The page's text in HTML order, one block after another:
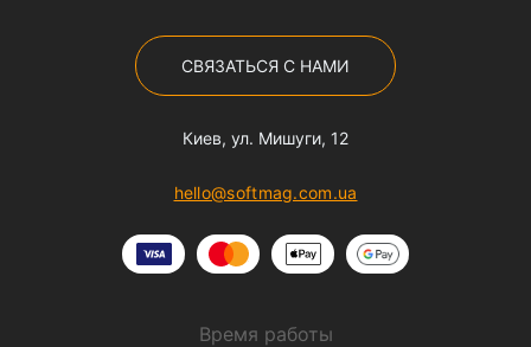
СВЯЗАТЬСЯ С НАМИ
Киев, ул. Мишуги, 12
hello@softmag.com.ua
Время работы